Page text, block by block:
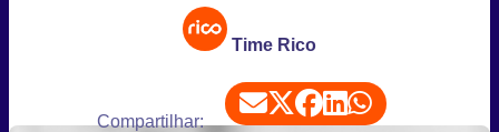
Time Rico
Compartilhar: